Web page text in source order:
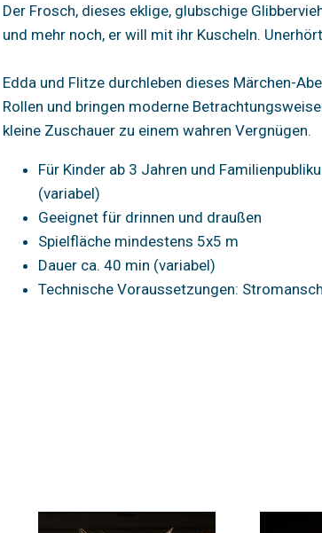
Der Frosch, dieses eklige, glubschige
und mehr noch, er will mit ihr Kuscheln.
Edda und Flitze durchleben dieses Märchen-
Rollen und bringen moderne
kleine Zuschauer zu einem wahren Vergnügen.
Für Kinder ab 3 Jahren und
(variabel)
Geeignet für drinnen und draußen
Spielfläche mindestens 5x5 m
Dauer ca. 40 min (variabel)
Technische Voraussetzungen: